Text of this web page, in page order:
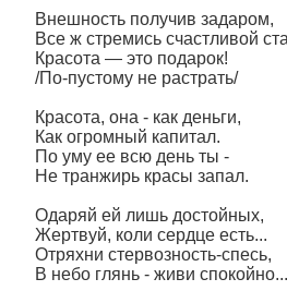
Внешность получив задаром,
Все ж стремись счастливой
Красота — это подарок!
/По-пустому не растрать/
Красота, она - как деньги,
Как огромный капитал.
По уму ее всю день ты -
Не транжирь красы запал.
Одаряй ей лишь достойных,
Жертвуй, коли сердце есть...
Отряхни стервозность-спесь,
В небо глянь - живи спокойно...